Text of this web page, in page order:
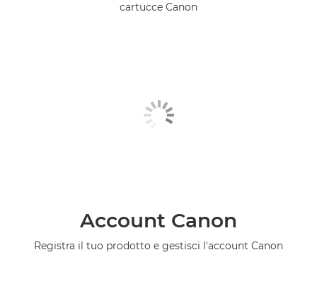
cartucce Canon
Account Canon
Registra il tuo prodotto e gestisci l'account Canon